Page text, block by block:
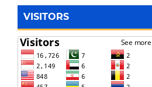
VISITORS